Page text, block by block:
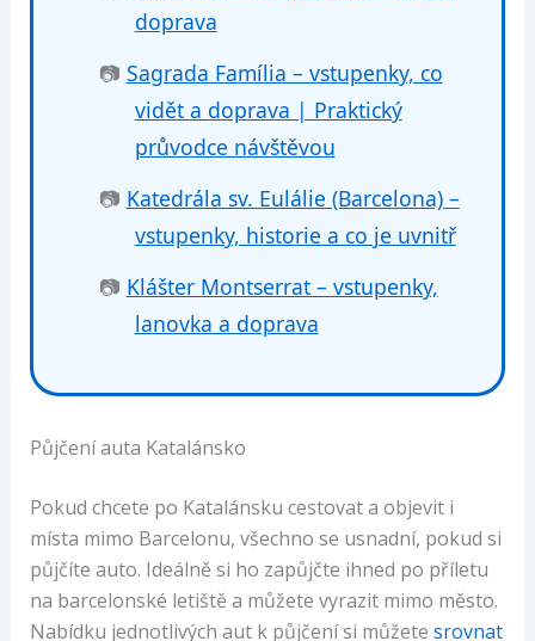
doprava
📷 Sagrada Família – vstupenky, co
vidět a doprava | Praktický
průvodce návštěvou
📷 Katedrála sv. Eulálie (Barcelona) –
vstupenky, historie a co je uvnitř
📷 Klášter Montserrat – vstupenky,
lanovka a doprava
Půjčení auta Katalánsko
Pokud chcete po Katalánsku cestovat a objevit i
místa mimo Barcelonu, všechno se usnadní, pokud si
půjčíte auto. Ideálně si ho zapůjčte ihned po příletu
na barcelonské letiště a můžete vyrazit mimo město.
Nabídku jednotlivých aut k půjčení si můžete srovnat